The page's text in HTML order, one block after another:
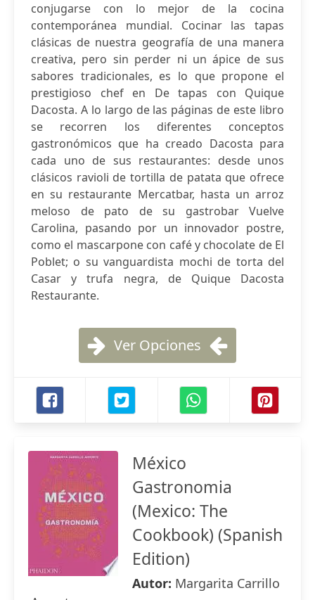
conjugarse con lo mejor de la cocina
contemporánea mundial. Cocinar las tapas
clásicas de nuestra geografía de una manera
creativa, pero sin perder ni un ápice de sus
sabores tradicionales, es lo que propone el
prestigioso chef en De tapas con Quique
Dacosta. A lo largo de las páginas de este libro
se recorren los diferentes conceptos
gastronómicos que ha creado Dacosta para
cada uno de sus restaurantes: desde unos
clásicos ravioli de tortilla de patata que ofrece
en su restaurante Mercatbar, hasta un arroz
meloso de pato de su gastrobar Vuelve
Carolina, pasando por un innovador postre,
como el mascarpone con café y chocolate de El
Poblet; o su vanguardista mochi de torta del
Casar y trufa negra, de Quique Dacosta
Restaurante.
Ver Opciones
México
Gastronomia
(Mexico: The
Cookbook) (Spanish
Edition)
Autor: Margarita Carrillo